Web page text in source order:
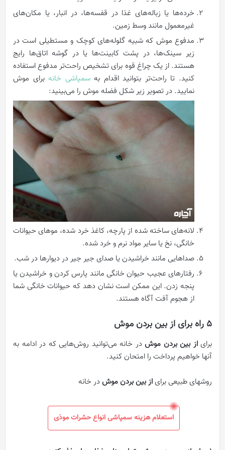
خرده‌ها یا زباله‌های غذا در قفسه‌ها، در انبار، یا مکان‌های
غیرمعمول مانند وسط زمین.
مدفوع موش که شبیه گلوله‌های کوچک و مستطیلی است در
زیر سینک‌ها، در پشت کابینت‌ها یا در گوشه اتاق‌ها رایج
هستند. از یک چراغ قوه برای تشخیص راحت‌تر مدفوع استفاده
کنید. تا راحت‌تر بتوانید اقدام به سمپاشی خانه برای موش
نمایید. در تصویر زیر شکل فضله موش را می‌بینید:
لانه‌های ساخته شده از پارچه، کاغذ خرد شده، موهای حیوانات
خانگی، نخ یا سایر مواد نرم و خرد شده.
صداهایی مانند خراشیدن یا صدای جیر جیر در دیوارها در شب.
رفتارهای عجیب حیوان خانگی مانند پارس کردن و خراشیدن یا
پنجه زدن. این ممکن است نشان دهد که حیوانات خانگی شما
از هجوم آفت آگاه هستند.
5 راه برای از بین بردن موش
برایاز بین بردن موش در خانه می‌توانید روش‌هایی که در ادامه به
آنها خواهیم پرداخت را امتحان کنید.
روشهای طبیعی برایاز بین بردن موشدر خانه
استعلام هزینه سمپاشی انواع حشرات موذی